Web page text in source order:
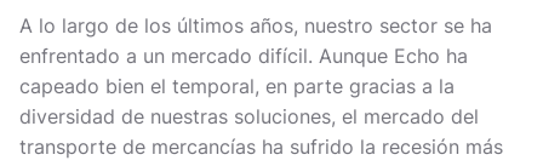
A lo largo de los últimos años, nuestro sector se ha
enfrentado a un mercado difícil. Aunque Echo ha
capeado bien el temporal, en parte gracias a la
diversidad de nuestras soluciones, el mercado del
transporte de mercancías ha sufrido la recesión más